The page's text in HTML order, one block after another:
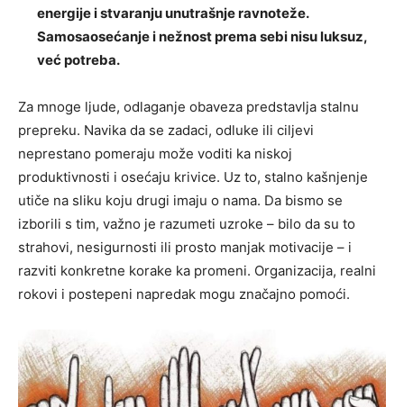
energije i stvaranju unutrašnje ravnoteže.
Samosaosećanje i nežnost prema sebi nisu luksuz,
već potreba.
Za mnoge ljude, odlaganje obaveza predstavlja stalnu
prepreku. Navika da se zadaci, odluke ili ciljevi
neprestano pomeraju može voditi ka niskoj
produktivnosti i osećaju krivice. Uz to, stalno kašnjenje
utiče na sliku koju drugi imaju o nama. Da bismo se
izborili s tim, važno je razumeti uzroke – bilo da su to
strahovi, nesigurnosti ili prosto manjak motivacije – i
razviti konkretne korake ka promeni. Organizacija, realni
rokovi i postepeni napredak mogu značajno pomoći.